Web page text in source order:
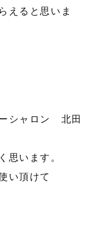
えると思いま
シャロン 北田
思います。
い頂けて